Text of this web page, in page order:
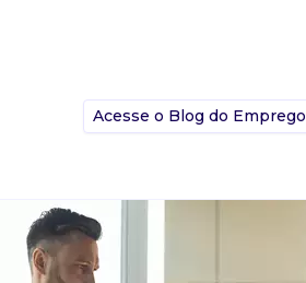
Acesse o Blog do Emprego